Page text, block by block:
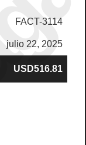
FACT-3114
julio 22, 2025
USD516.81